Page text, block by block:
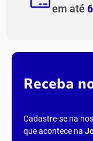
em até
Receba
Cadastre-se na
que acontece na